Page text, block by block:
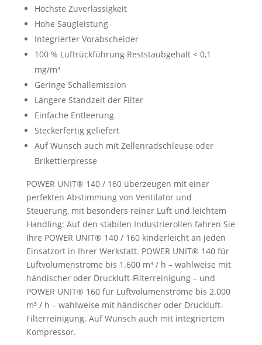
Höchste Zuverlässigkeit
Hohe Saugleistung
Integrierter Vorabscheider
100 % Luftrückführung Reststaubgehalt < 0,1
mg/m³
Geringe Schallemission
Längere Standzeit der Filter
Einfache Entleerung
Steckerfertig geliefert
Auf Wunsch auch mit Zellenradschleuse oder
Brikettierpresse
POWER UNIT® 140 / 160 überzeugen mit einer
perfekten Abstimmung von Ventilator und
Steuerung, mit besonders reiner Luft und leichtem
Handling: Auf den stabilen Industrierollen fahren Sie
Ihre POWER UNIT® 140 / 160 kinderleicht an jeden
Einsatzort in Ihrer Werkstatt. POWER UNIT® 140 für
Luftvolumenströme bis 1.600 m³ / h – wahlweise mit
händischer oder Druckluft-Filterreinigung – und
POWER UNIT® 160 für Luftvolumenströme bis 2.000
m³ / h – wahlweise mit händischer oder Druckluft-
Filterreinigung. Auf Wunsch auch mit integriertem
Kompressor.